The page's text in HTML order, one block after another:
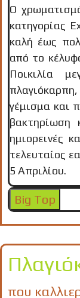
Ο
κατηγορίας
καλή έως
από το
Ποικιλία
γέμισμα και
βακτηρίωση
ημιορεινές
τελευταίος
5 Απριλίου.
Big Top
που